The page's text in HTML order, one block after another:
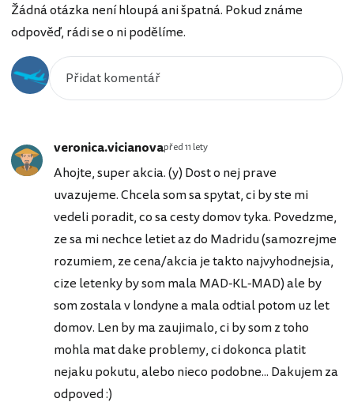
Žádná otázka není hloupá ani špatná. Pokud známe
odpověď, rádi se o ni podělíme.
veronica.vicianovapřed 11 lety
Ahojte, super akcia. (y) Dost o nej prave
uvazujeme. Chcela som sa spytat, ci by ste mi
vedeli poradit, co sa cesty domov tyka. Povedzme,
ze sa mi nechce letiet az do Madridu (samozrejme
rozumiem, ze cena/akcia je takto najvyhodnejsia,
cize letenky by som mala MAD-KL-MAD) ale by
som zostala v londyne a mala odtial potom uz let
domov. Len by ma zaujimalo, ci by som z toho
mohla mat dake problemy, ci dokonca platit
nejaku pokutu, alebo nieco podobne... Dakujem za
odpoved :)